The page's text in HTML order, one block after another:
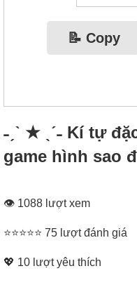
📝 Copy
˗ˏˋ ★ ˎˊ˗ Kí tự
game hình sao
👁 1088 lượt xem
⭐⭐⭐⭐⭐ 75 lượt đánh giá
💖 10 lượt yêu thích